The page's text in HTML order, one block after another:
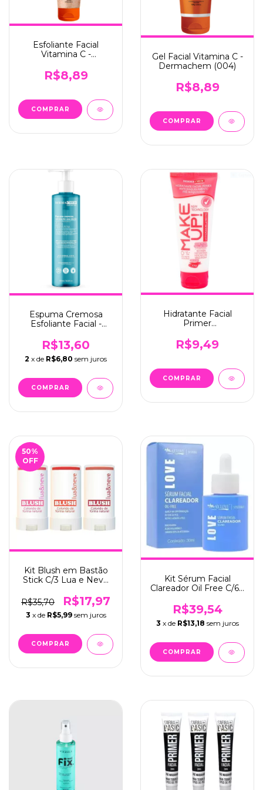
Esfoliante Facial
Vitamina C -
R$8,89
Gel Facial Vitamina C -
Dermachem (004)
R$8,89
Espuma Cremosa
Esfoliante Facial -
R$13,60
2 x de R$6,80 sem juros
Hidratante Facial
Primer
Dermachem (002)
R$9,49
50%
OFF
Kit Blush em Bastão
Stick C/3 Lua e Neve
R$35,70
R$17,97
3 x de R$5,99 sem juros
Kit Sérum Facial
Clareador Oil Free C/6 -
R$39,54
3 x de R$13,18 sem juros